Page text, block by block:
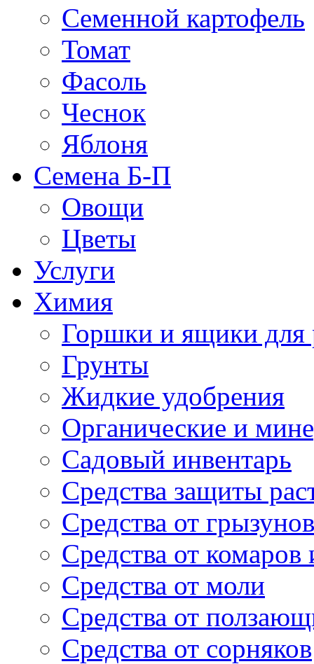
Семенной картофель
Томат
Фасоль
Чеснок
Яблоня
Семена Б-П
Овощи
Цветы
Услуги
Химия
Горшки и ящики для
Грунты
Жидкие удобрения
Органические и
Садовый инвентарь
Средства защиты
Средства от грызунов
Средства от
Средства от моли
Средства от
Средства от сорняков